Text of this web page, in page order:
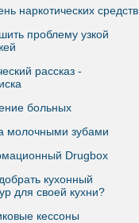
наркотических средств
проблему узкой
рассказ -
больных
молочными зубами
Drugbox
кухонный
для своей кухни?
кессоны